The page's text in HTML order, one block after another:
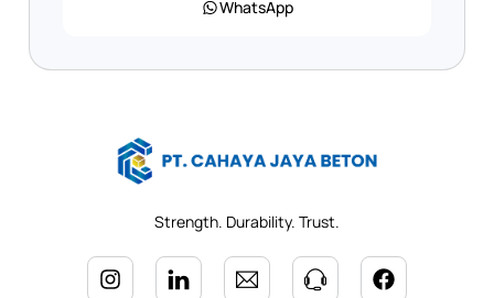
WhatsApp
Strength. Durability. Trust.